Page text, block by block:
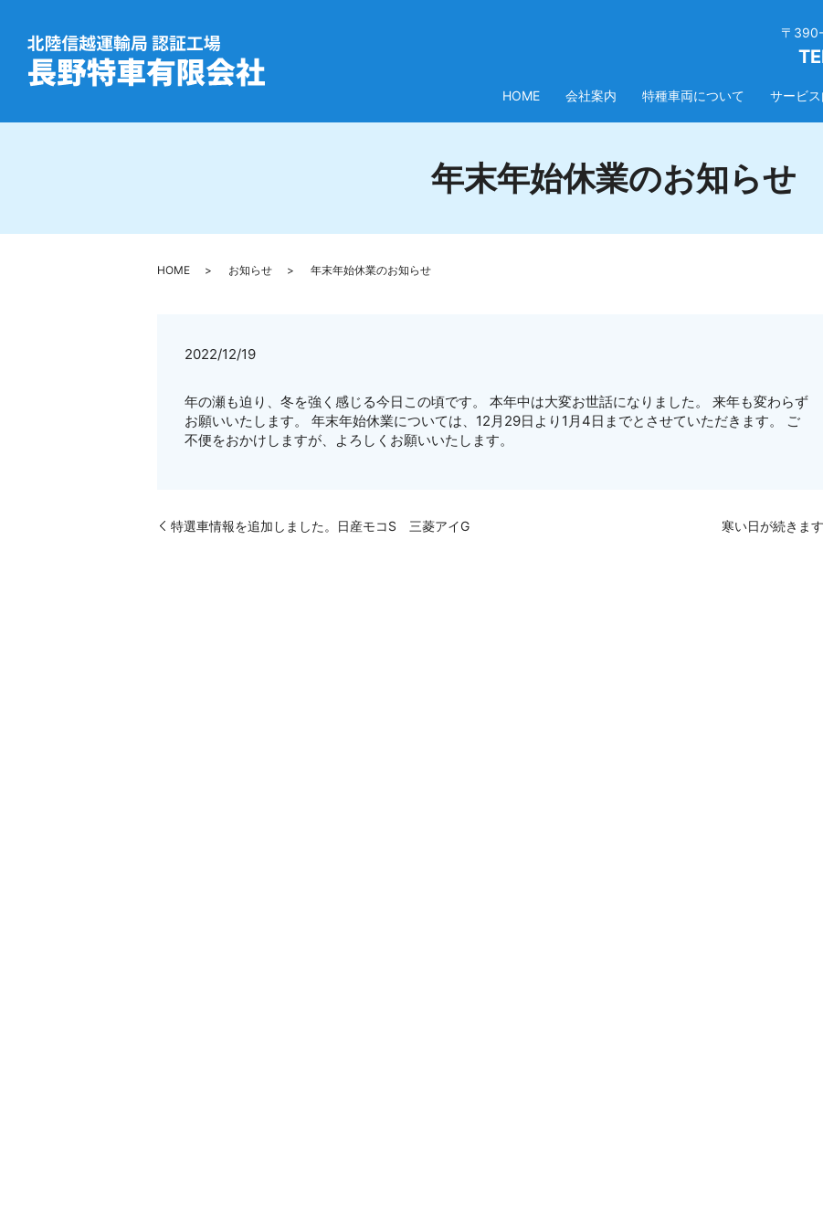
〒
HOME 会社案内 特種車両について サービ
年末年始休業のお知らせ
HOME お知らせ 年末年始休業のお知らせ
2022/12/19
年の瀬も迫り、冬を強く感じる今日この頃です。 本年中は大変お世話になりました。 来年も変わらず
お願いいたします。 年末年始休業については、12月29日より1月4日までとさせていただきます。 ご
不便をおかけしますが、よろしくお願いいたします。
特選車情報を追加しました。日産モコS 三菱アイG 寒い日が続きます